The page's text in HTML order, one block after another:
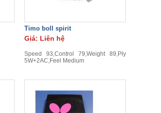
Timo boll spirit
Giá: Liên hệ
Speed 93,Control 79,Weight 89,Ply
5W+2AC,Feel Medium